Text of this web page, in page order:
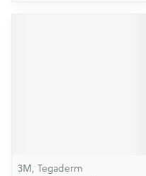
3M, Tegaderm